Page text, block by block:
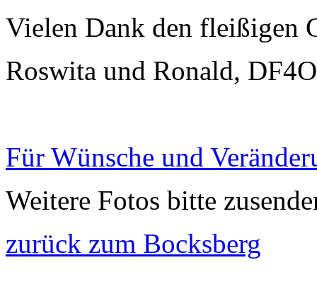
Vielen Dank den fleißigen
Roswita und Ronald,
Für Wünsche und
Weitere Fotos bitte
zurück zum Bocksberg